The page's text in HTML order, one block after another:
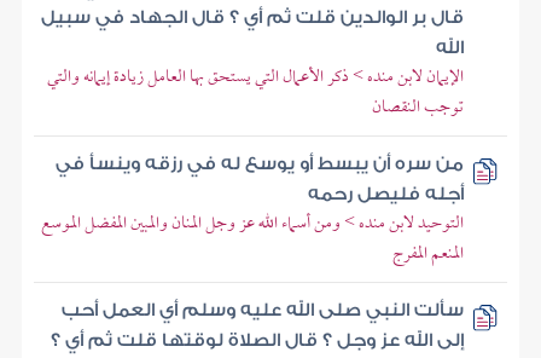
قال بر الوالدين قلت ثم أي ؟ قال الجهاد في سبيل
الله
الإيمان لابن منده > ذكر الأعمال التي يستحق بها العامل زيادة إيمانه والتي
توجب النقصان
من سره أن يبسط أو يوسع له في رزقه وينسأ في
أجله فليصل رحمه
التوحيد لابن منده > ومن أسماء الله عز وجل المنان والمبين المفضل الموسع
المنعم المفرج
سألت النبي صلى الله عليه وسلم أي العمل أحب
إلى الله عز وجل ؟ قال الصلاة لوقتها قلت ثم أي ؟